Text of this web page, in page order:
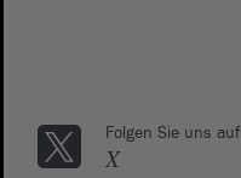
Folgen Sie uns auf
X